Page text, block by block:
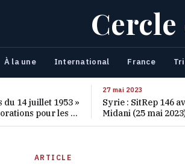
À la une International France
du 14 juillet 1953 »
pour les 70
oublié
27 mai 2023
Syrie : SitRep 146
Midani (25 mai
ARTICLE